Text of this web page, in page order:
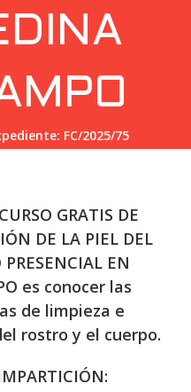
FC/2025/75
GRATIS DE
DE LA PIEL DEL
PRESENCIAL EN
es conocer las
de limpieza e
rostro y el cuerpo.